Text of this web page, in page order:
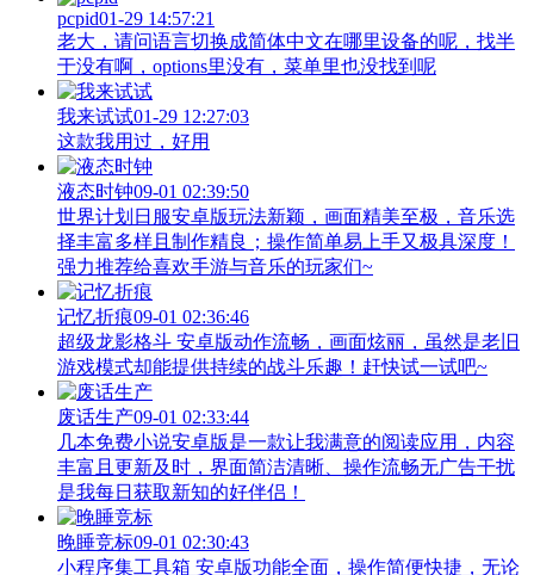
pcpid01-29 14:57:21
老大，请问语言切换成简体中文在哪里设备的呢，找半
于没有啊，options里没有，菜单里也没找到呢
我来试试01-29 12:27:03
这款我用过，好用
液态时钟09-01 02:39:50
世界计划日服安卓版玩法新颖，画面精美至极，音乐选
择丰富多样且制作精良；操作简单易上手又极具深度！
强力推荐给喜欢手游与音乐的玩家们~
记忆折痕09-01 02:36:46
超级龙影格斗 安卓版动作流畅，画面炫丽，虽然是老旧
游戏模式却能提供持续的战斗乐趣！赶快试一试吧~
废话生产09-01 02:33:44
几本免费小说安卓版是一款让我满意的阅读应用，内容
丰富且更新及时，界面简洁清晰、操作流畅无广告干扰
是我每日获取新知的好伴侣！
晚睡竞标09-01 02:30:43
小程序集工具箱 安卓版功能全面，操作简便快捷，无论